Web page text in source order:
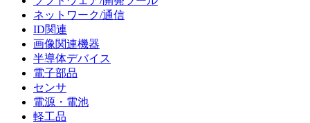
ネットワーク/通信
ID関連
画像関連機器
半導体デバイス
電子部品
センサ
電源・電池
軽工品